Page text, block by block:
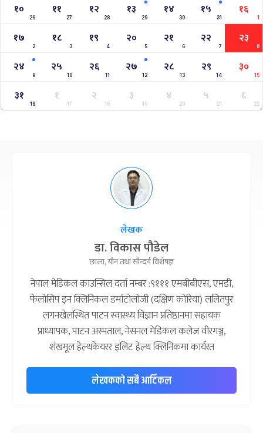
१०
26
११
27
१२
28
१३
29
१४
30
१५
31
१६
1
१७
2
१८
3
१९
4
२०
5
२१
6
२२
7
२३
8
२४
9
२५
10
२६
11
२७
12
२८
13
२९
14
३०
15
३१
16
१
17
२
18
३
19
४
20
५
21
६
22
लेखक
डा. विकास पौडेल
छाला, यौन तथा सौन्दर्य विशेषज्ञ
नेपाल मेडिकल काउन्सिल दर्ता नम्बर :९१११ एमबीबीएस, एमडी,
फेलोसिप इन क्लिनिकल डर्माटोलोजी (दक्षिण कोरिया) ललितपुर
लगनखेलस्थित पाटन स्वास्थ्य विज्ञान प्रतिष्ठानमा सहायक
प्राध्यापक, पाटन अस्पताल, नेसनल मेडिकल कलेज वीरगञ्ज,
शंखमूल हेल्थकेयरर इलिट हेल्थ क्लिनिकमा कार्यरत
लेखकको सबै आर्टिकल